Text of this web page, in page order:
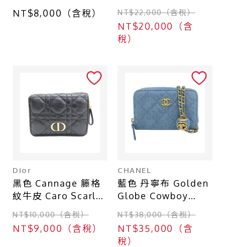
【LOUIS VUITTON
LV 路易威登】
NT$8,000（含稅）
AP4658【CHANEL
香奈兒】 AP4658
NT$22,000（含稅）
NT$20,000（含
稅）
Dior
黑色 Cannage 籐格
紋牛皮 Caro Scarlet
兩折短夾【Dior 迪
奧】
S5032UWHC_M90
NT$10,000（含稅）
NT$9,000（含稅）
CHANEL
藍色 丹寧布 Golden
Globe Cowboy
Card Holder 金鍊
零錢包【CHANEL 香
奈兒】
NT$38,000（含稅）
NT$35,000（含
稅）